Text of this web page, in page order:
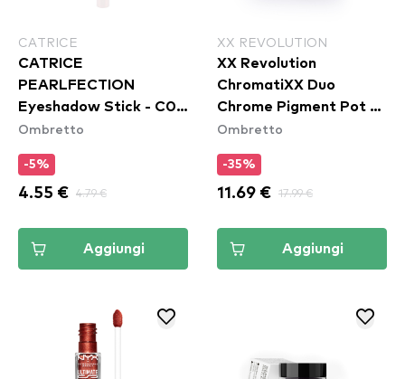
CATRICE
CATRICE
PEARLFECTION
Eyeshadow Stick - C01
Sparkles Of Pearls
Ombretto
-5%
4.55 € 4.79 €
Aggiungi
XX REVOLUTION
XX Revolution
ChromatiXX Duo
Chrome Pigment Pot -
Flip
Ombretto
-35%
11.69 € 17.99 €
Aggiungi